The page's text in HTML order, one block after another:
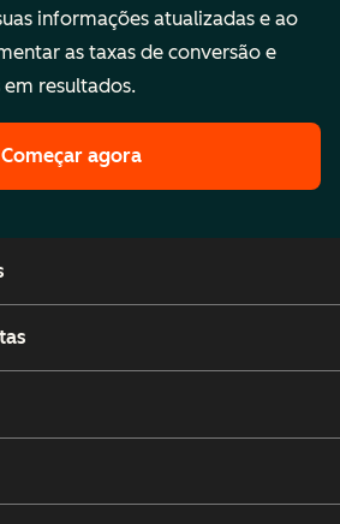
informações atualizadas e ao
as taxas de conversão e
resultados.
Começar agora